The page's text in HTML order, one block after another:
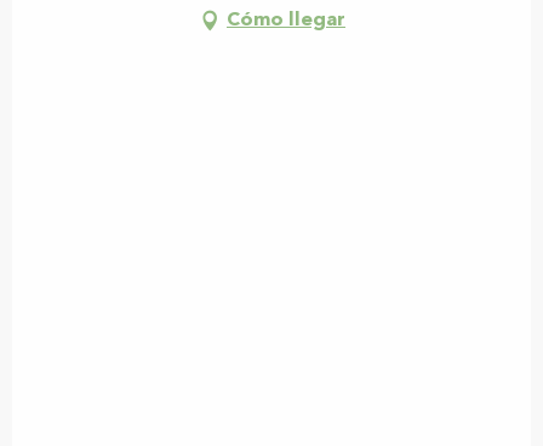
Cómo llegar